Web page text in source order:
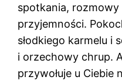
spotkania,
przyjemności.
słodkiego karmelu i
i orzechowy chrup.
przywołuje u Ciebie